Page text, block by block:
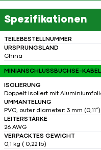
Spezifikationen
TEILEBESTELLNUMMER
URSPRUNGSLAND
China
MINIANSCHLUSSBUCHSE-
ISOLIERUNG
Doppelt isoliert mit
UMMANTELUNG
PVC, outer diameter: 3 mm (0,11″)
LEITERSTÄRKE
26 AWG
VERPACKTES GEWICHT
0,1 kg ( 0,22 lb)